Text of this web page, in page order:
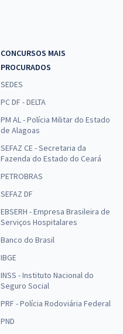
CONCURSOS MAIS
PROCURADOS
SEDES
PC DF - DELTA
PM AL - Polícia Militar do Estado
de Alagoas
SEFAZ CE - Secretaria da
Fazenda do Estado do Ceará
PETROBRAS
SEFAZ DF
EBSERH - Empresa Brasileira de
Serviços Hospitalares
Banco do Brasil
IBGE
INSS - Instituto Nacional do
Seguro Social
PRF - Polícia Rodoviária Federal
PND